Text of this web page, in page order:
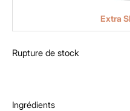
Extra
Rupture de stock
Ingrédients